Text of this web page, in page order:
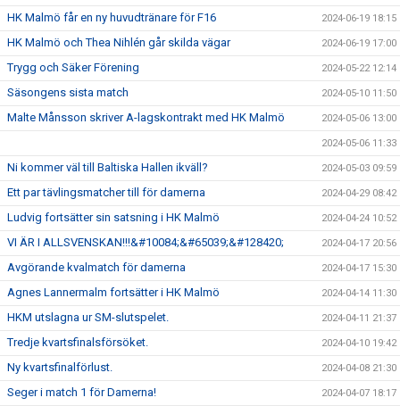
HK Malmö får en ny huvudtränare för F16 2024-06-19 18:15
HK Malmö och Thea Nihlén går skilda vägar 2024-06-19 17:00
Trygg och Säker Förening 2024-05-22 12:14
Säsongens sista match 2024-05-10 11:50
Malte Månsson skriver A-lagskontrakt med HK Malmö 2024-05-06 13:00
2024-05-06 11:33
Ni kommer väl till Baltiska Hallen ikväll? 2024-05-03 09:59
Ett par tävlingsmatcher till för damerna 2024-04-29 08:42
Ludvig fortsätter sin satsning i HK Malmö 2024-04-24 10:52
VI ÄR I ALLSVENSKAN!!!&#10084;&#65039;&#128420; 2024-04-17 20:56
Avgörande kvalmatch för damerna 2024-04-17 15:30
Agnes Lannermalm fortsätter i HK Malmö 2024-04-14 11:30
HKM utslagna ur SM-slutspelet. 2024-04-11 21:37
Tredje kvartsfinalsförsöket. 2024-04-10 19:42
Ny kvartsfinalförlust. 2024-04-08 21:30
Seger i match 1 för Damerna! 2024-04-07 18:17